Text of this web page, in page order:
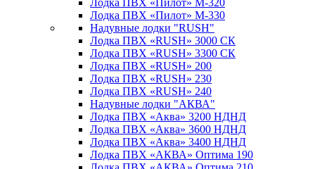
Лодка ПВХ «Пилот» М-320
Лодка ПВХ «Пилот» М-330
Надувные лодки "RUSH"
Лодка ПВХ «RUSH» 3000 СК
Лодка ПВХ «RUSH» 3300 СК
Лодка ПВХ «RUSH» 200
Лодка ПВХ «RUSH» 230
Лодка ПВХ «RUSH» 240
Надувные лодки "АКВА"
Лодка ПВХ «Аква» 3200 НДНД
Лодка ПВХ «Аква» 3600 НДНД
Лодка ПВХ «Аква» 3400 НДНД
Лодка ПВХ «АКВА» Оптима 190